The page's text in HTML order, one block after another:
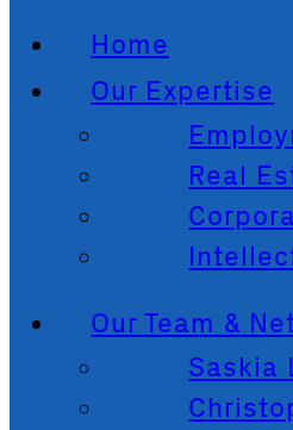
Home
Our Expertise
Real
Our Team &
Saskia